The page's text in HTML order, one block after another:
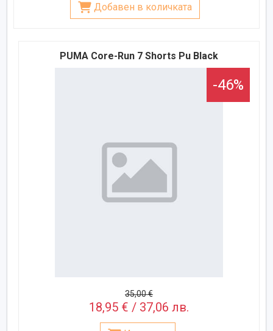
Добавен в количката
PUMA Core-Run 7 Shorts Pu Black
-46%
35,00 €
18,95 € / 37,06 лв.